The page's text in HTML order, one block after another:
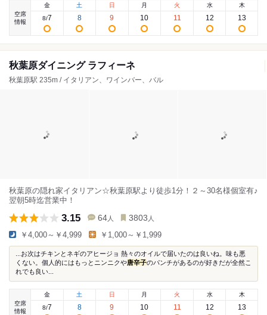
空席
情報
金
8/7
土
8
日
9
月
10
火
11
水
12
木
13
秋葉原ダイニング ラフィーネ
秋葉原駅 235m / イタリアン、ワインバー、バル
秋葉原の隠れ家イタリアン☆秋葉原駅より徒歩1分！２～30名様個室有♪
翌朝5時迄営業中！
3.15 64 人 3803 人
￥4,000～￥4,999 ￥1,000～￥1,999
...お次はチキンとネギのアヒージョ 熱々のオイルで届いたのは良いね。味も悪
くない。個人的にはもっとニンニクや唐辛子のパンチがあるのが好きだが全然こ
れでも良い...
空席
情報
金
8/7
土
8
日
9
月
10
火
11
水
12
木
13